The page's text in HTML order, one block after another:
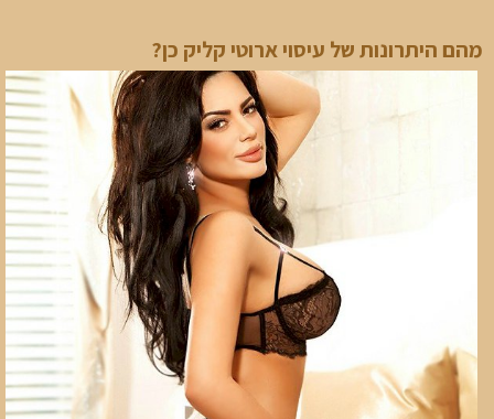
מהם היתרונות של עיסוי ארוטי קליק כן?